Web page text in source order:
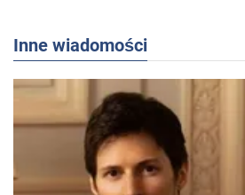
Inne wiadomości